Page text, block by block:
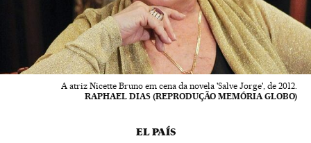
A atriz Nicette Bruno em cena da novela 'Salve Jorge', de 2012.
RAPHAEL DIAS (REPRODUÇÃO MEMÓRIA GLOBO)
EL PAÍS